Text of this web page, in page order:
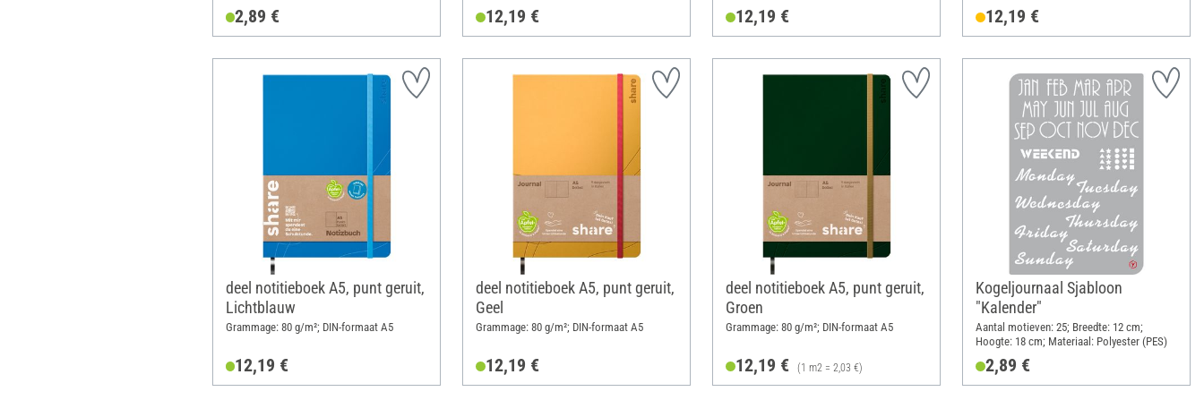
2,89 € 12,19 € 12,19 € 12,19 €
deel notitieboek A5, punt geruit,
Lichtblauw
Grammage: 80 g/m²; DIN-formaat A5
12,19 €
deel notitieboek A5, punt geruit,
Geel
Grammage: 80 g/m²; DIN-formaat A5
12,19 €
deel notitieboek A5, punt geruit,
Groen
Grammage: 80 g/m²; DIN-formaat A5
12,19 € (1 m2 = 2,03 €)
Kogeljournaal Sjabloon
"Kalender"
Aantal motieven: 25; Breedte: 12 cm;
Hoogte: 18 cm; Materiaal: Polyester (PES)
2,89 €